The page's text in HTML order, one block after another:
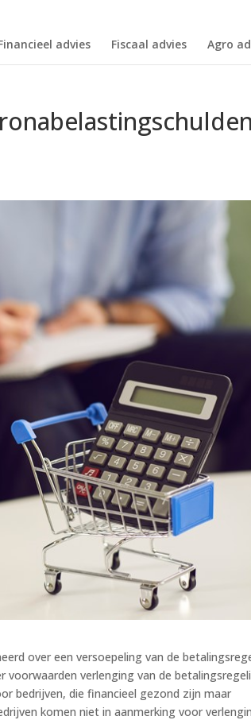
advies Fiscaal advies Agro
over een versoepeling van de
verlenging van de
bedrijven, die financieel gezond zijn maar
komen niet in aanmerking voor